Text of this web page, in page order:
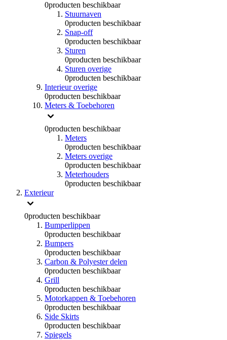
0producten beschikbaar
Stuurnaven
0producten beschikbaar
Snap-off
0producten beschikbaar
Sturen
0producten beschikbaar
Sturen overige
0producten beschikbaar
Interieur overige
0producten beschikbaar
Meters & Toebehoren
0producten beschikbaar
Meters
0producten beschikbaar
Meters overige
0producten beschikbaar
Meterhouders
0producten beschikbaar
Exterieur
0producten beschikbaar
Bumperlippen
0producten beschikbaar
Bumpers
0producten beschikbaar
Carbon & Polyester delen
0producten beschikbaar
Grill
0producten beschikbaar
Motorkappen & Toebehoren
0producten beschikbaar
Side Skirts
0producten beschikbaar
Spiegels